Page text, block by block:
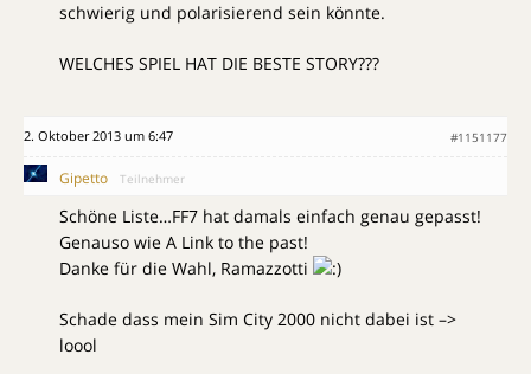
schwierig und polarisierend sein könnte.
WELCHES SPIEL HAT DIE BESTE STORY???
2. Oktober 2013 um 6:47 #1151177
Gipetto Teilnehmer
Schöne Liste…FF7 hat damals einfach genau gepasst!
Genauso wie A Link to the past!
Danke für die Wahl, Ramazzotti
Schade dass mein Sim City 2000 nicht dabei ist –>
loool